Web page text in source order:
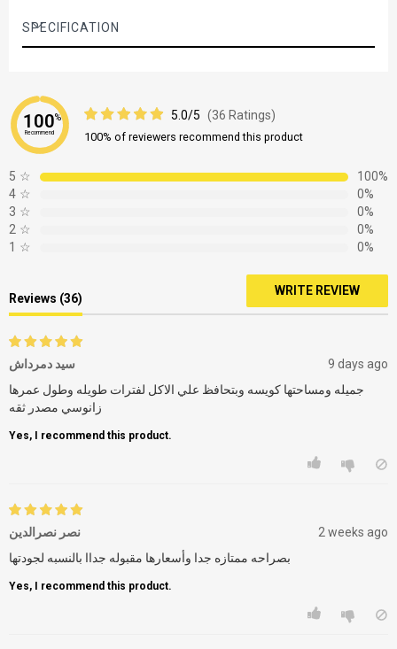
SPECIFICATION
100%
Recommend
5.0/5 (36 Ratings)
100% of reviewers recommend this product
5 ☆
100%
4 ☆
0%
3 ☆
0%
2 ☆
0%
1 ☆ 0%
Reviews (36)
WRITE REVIEW
سيد دمرداش
9 days ago
جميله ومساحتها كويسه وبتحافظ علي الاكل لفترات طويله وطول عمرها
زانوسي مصدر ثقه
Yes, I recommend this product.
نصر نصرالدين
2 weeks ago
بصراحه ممتازه جدا وأسعارها مقبوله جداا بالنسبه لجودتها
Yes, I recommend this product.